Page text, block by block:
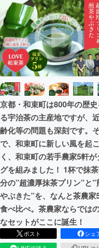
テクノロジー・
映像・映画
ビジネス・起業
まちづくり・地
CAMPFIRE for Social
CAMPFIREふるさ
京都・和束町は800年の歴
る宇治茶の主産地ですが、
齢化等の問題も深刻です。
で、和束町に新しい風を起
く、和束町の若手農家5軒が
グを組みました！ 1杯で抹
分の”超濃厚抹茶プリン”と”
やぶきた”を、なんと茶農家
食べ比べ。茶農家ならでは
なセットがここに誕生！
ポスト
シェ